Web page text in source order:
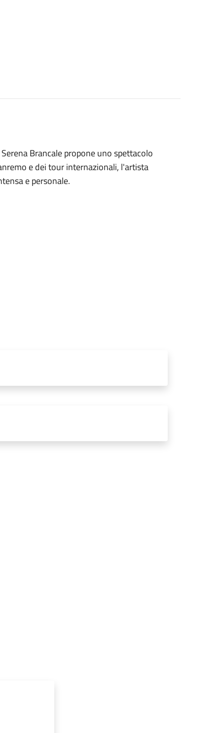
Brancale propone uno spettacolo
e dei tour internazionali, l'artista
e personale.